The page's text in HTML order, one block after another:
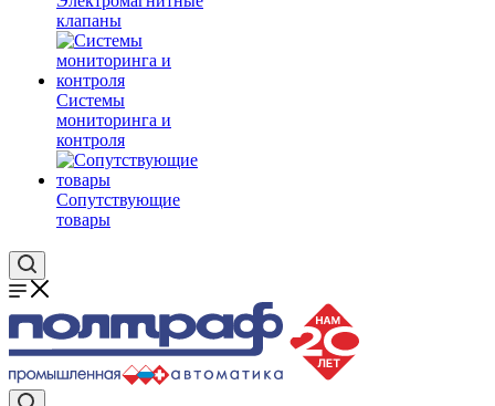
клапаны
Системы
мониторинга и
контроля
Сопутствующие
товары